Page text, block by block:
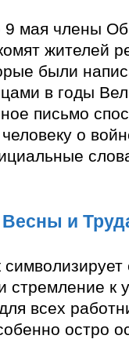
9 мая члены
жителей
были
в годы
письмо
о
и
символизирует
стремление к
всех
остро